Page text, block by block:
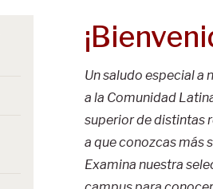
Un saludo especial a
a la Comunidad
superior de distintas
a que conozcas más
Examina nuestra